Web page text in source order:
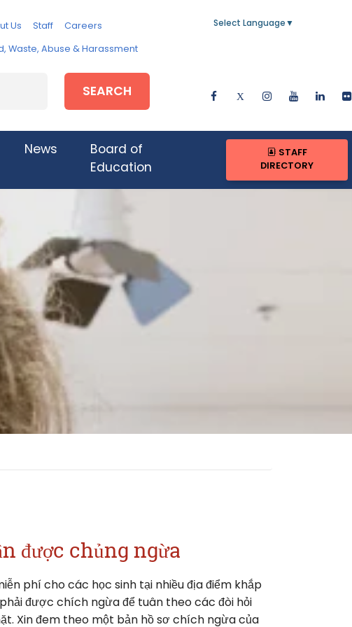
Us Staff Careers
Waste, Abuse & Harassment
Select Language ▼
SEARCH
News
Board of
Education
STAFF
DIRECTORY
được chủng ngừa
phí cho các học sinh tại nhiều địa điểm khắp
được chích ngừa để tuân theo các đòi hỏi
Xin đem theo một bản hồ sơ chích ngừa của